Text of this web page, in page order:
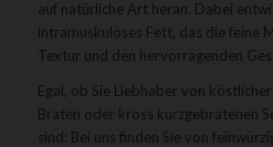
auf natürliche Art heran. Dabei
intramuskulöses Fett, das die feine
Textur und den hervorragenden
Egal, ob Sie Liebhaber von
Braten oder kross kurzgebratenen
sind: Bei uns finden Sie von